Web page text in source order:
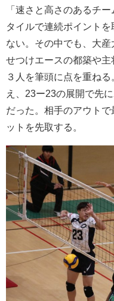
「速さと高さのあるチ
タイルで連続ポイント
ない。その中でも、大
せつけエースの都築や
３人を筆頭に点を重ね
え、23ー23の展開で先
だった。相手のアウト
ットを先取する。